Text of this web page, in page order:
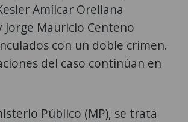
Amílcar Orellana
Jorge Mauricio Centeno
con un doble crimen.
del caso continúan en
Público (MP), se trata